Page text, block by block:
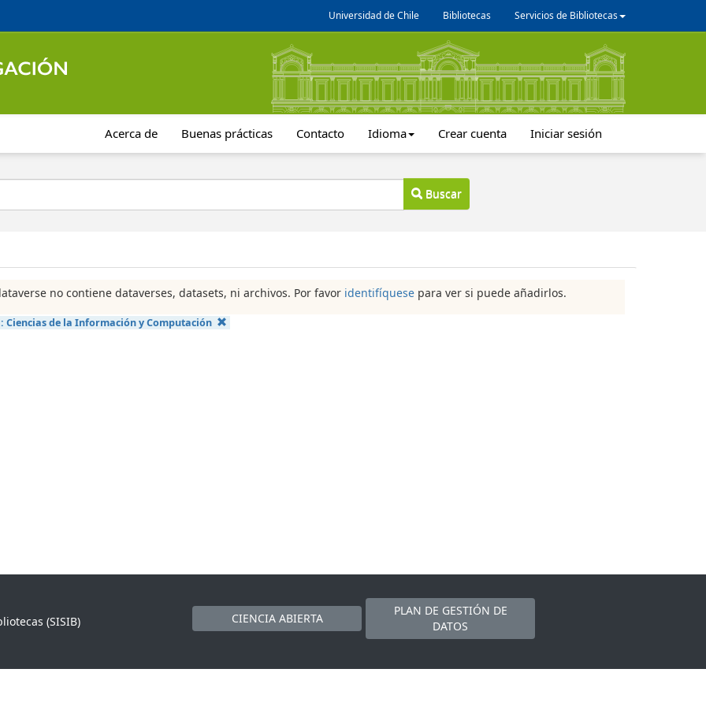
Universidad de Chile Bibliotecas Servicios de Bibliotecas
Acerca de Buenas prácticas Contacto Idioma Crear cuenta Iniciar sesión
Buscar
no contiene dataverses, datasets, ni archivos. Por favor identifíquese para ver si puede añadirlos.
Ciencias de la Información y Computación
(SISIB)
CIENCIA ABIERTA
PLAN DE GESTIÓN DE
DATOS